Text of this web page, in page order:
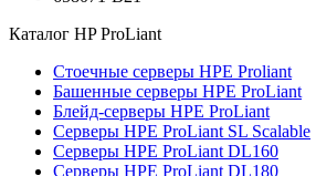
Каталог HP ProLiant
Стоечные серверы HPE Proliant
Башенные серверы HPE ProLiant
Блейд-серверы HPE ProLiant
Серверы HPE ProLiant SL Scalable
Серверы HPE ProLiant DL160
Серверы HPE ProLiant DL180